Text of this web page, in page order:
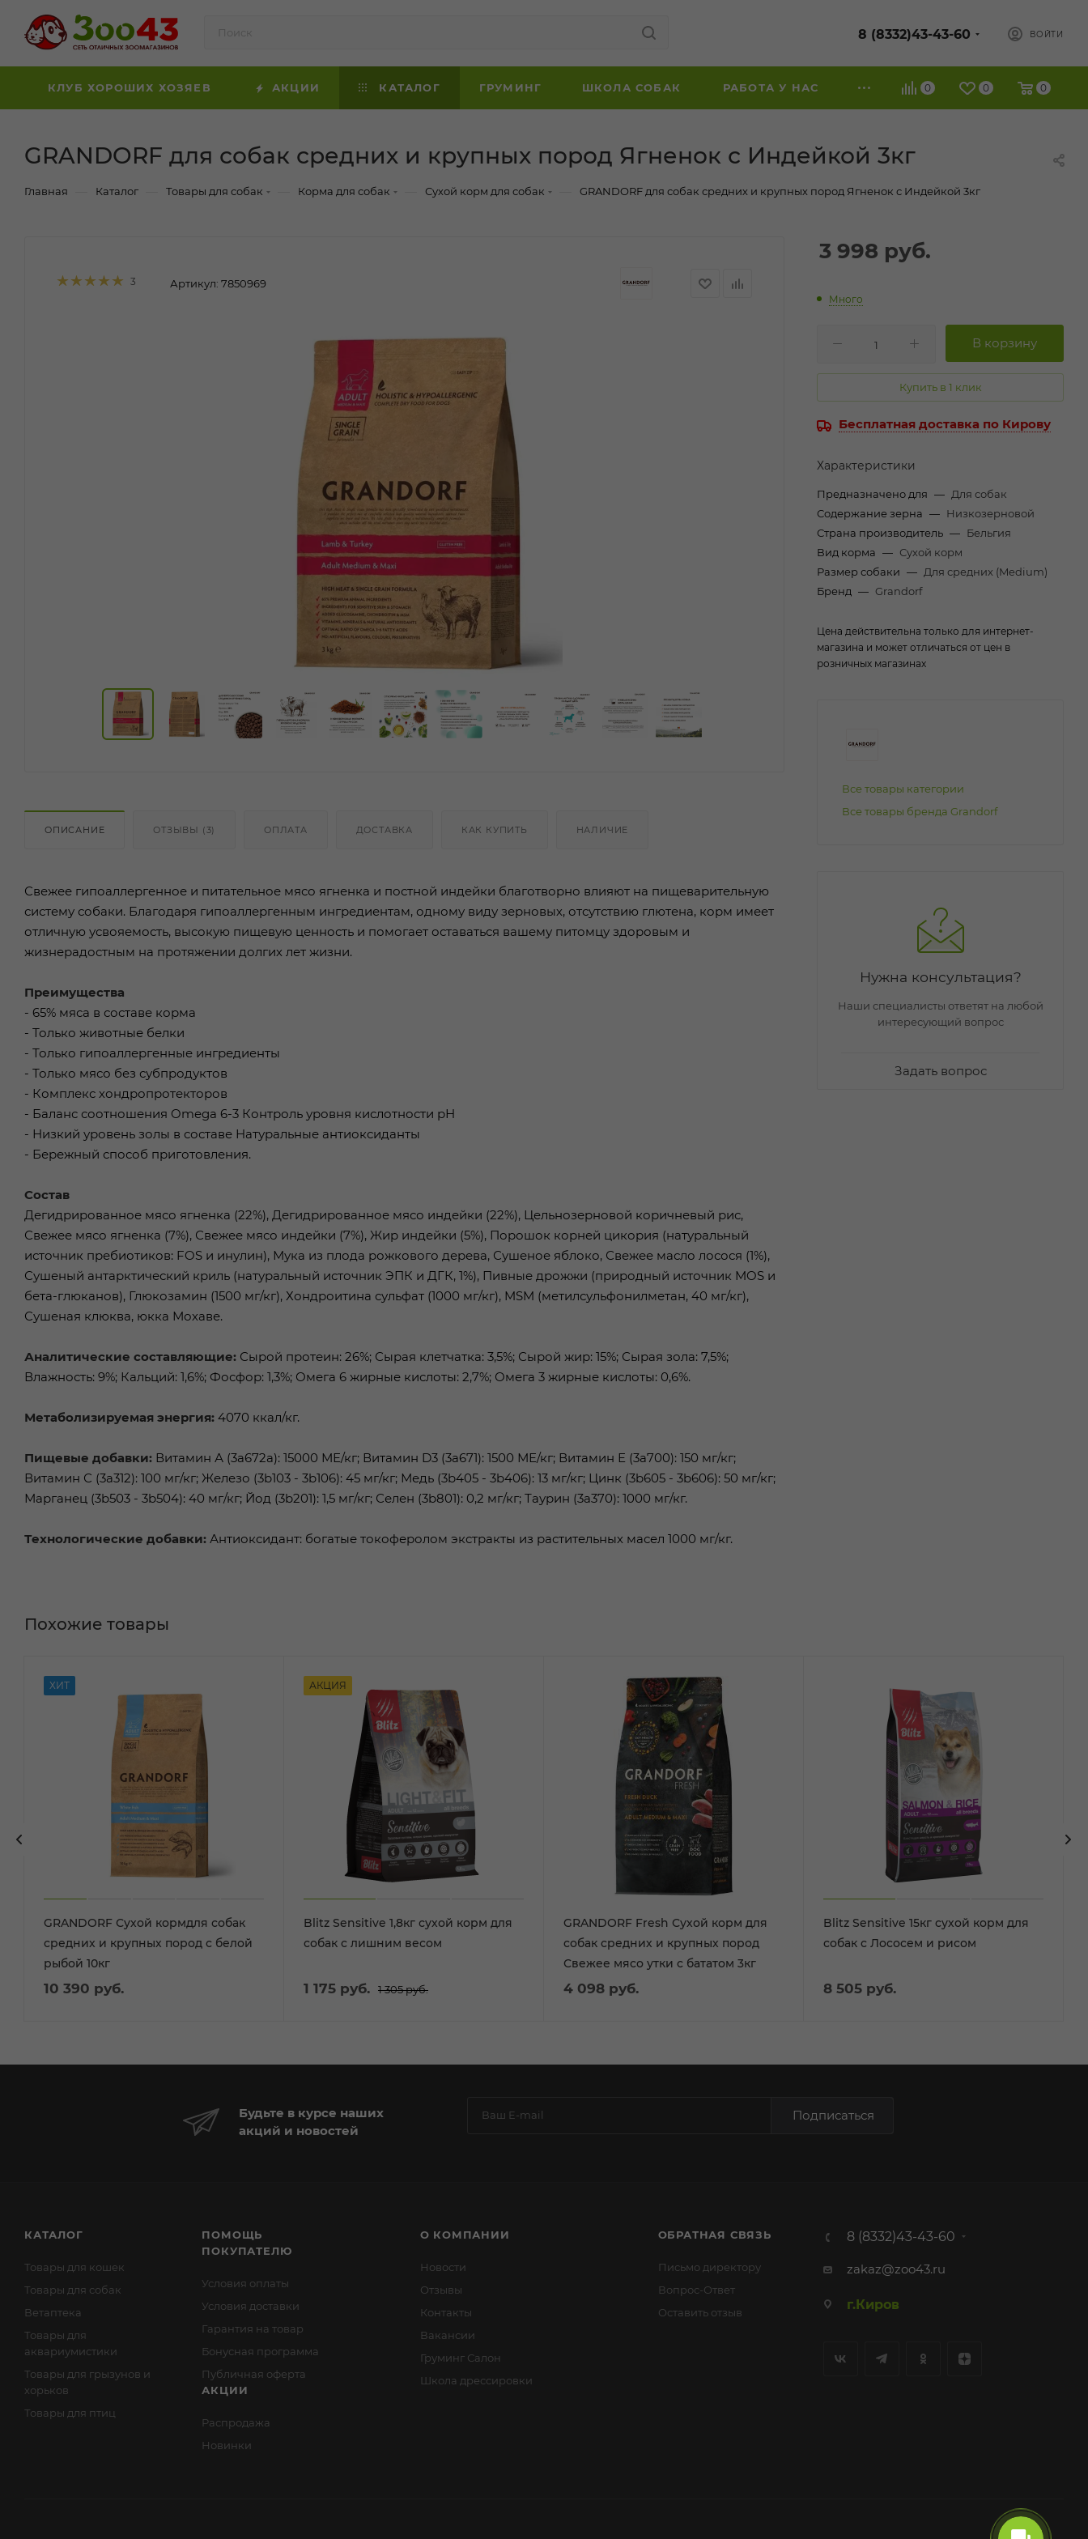
8 (8332)43-43-60 ВОЙТИ
0 0 0
КЛУБ ХОРОШИХ ХОЗЯЕВ АКЦИИ КАТАЛОГ ГРУМИНГ ШКОЛА СОБАК РАБОТА У НАС
GRANDORF для собак средних и крупных пород Ягненок с Индейкой 3кг
Главная Каталог Товары для собак Корма для собак Сухой корм для собак GRANDORF для собак средних и крупных пород Ягненок с Индейкой 3кг
3 Артикул: 7850969
ОПИСАНИЕ ОТЗЫВЫ (3) ОПЛАТА ДОСТАВКА КАК КУПИТЬ НАЛИЧИЕ
Свежее гипоаллергенное и питательное мясо ягненка и постной индейки благотворно влияют на пищеварительную
систему собаки. Благодаря гипоаллергенным ингредиентам, одному виду зерновых, отсутствию глютена, корм имеет
отличную усвояемость, высокую пищевую ценность и помогает оставаться вашему питомцу здоровым и
жизнерадостным на протяжении долгих лет жизни.
Преимущества
- 65% мяса в составе корма
- Только животные белки
- Только гипоаллергенные ингредиенты
- Только мясо без субпродуктов
- Комплекс хондропротекторов
- Баланс соотношения Omega 6-3 Контроль уровня кислотности рН
- Низкий уровень золы в составе Натуральные антиоксиданты
- Бережный способ приготовления.
Состав
Дегидрированное мясо ягненка (22%), Дегидрированное мясо индейки (22%), Цельнозерновой коричневый рис,
Свежее мясо ягненка (7%), Свежее мясо индейки (7%), Жир индейки (5%), Порошок корней цикория (натуральный
источник пребиотиков: FOS и инулин), Мука из плода рожкового дерева, Сушеное яблоко, Свежее масло лосося (1%),
Сушеный антарктический криль (натуральный источник ЭПК и ДГК, 1%), Пивные дрожжи (природный источник MOS и
бета-глюканов), Глюкозамин (1500 мг/кг), Хондроитина сульфат (1000 мг/кг), MSM (метилсульфонилметан, 40 мг/кг),
Сушеная клюква, юкка Мохаве.
Аналитические составляющие: Сырой протеин: 26%; Сырая клетчатка: 3,5%; Сырой жир: 15%; Сырая зола: 7,5%;
Влажность: 9%; Кальций: 1,6%; Фосфор: 1,3%; Омега 6 жирные кислоты: 2,7%; Омега 3 жирные кислоты: 0,6%.
Метаболизируемая энергия: 4070 ккал/кг.
Пищевые добавки: Витамин А (3а672а): 15000 МЕ/кг; Витамин D3 (3а671): 1500 МЕ/кг; Витамин Е (3а700): 150 мг/кг;
Витамин С (3а312): 100 мг/кг; Железо (3b103 - 3b106): 45 мг/кг; Медь (3b405 - 3b406): 13 мг/кг; Цинк (3b605 - 3b606): 50 мг/кг;
Марганец (3b503 - 3b504): 40 мг/кг; Йод (3b201): 1,5 мг/кг; Селен (3b801): 0,2 мг/кг; Таурин (3a370): 1000 мг/кг.
Технологические добавки: Антиоксидант: богатые токоферолом экстракты из растительных масел 1000 мг/кг.
3 998 руб.
Много
Купить в 1 клик
Бесплатная доставка по Кирову
Характеристики
Предназначено для — Для собак
Содержание зерна — Низкозерновой
Страна производитель — Бельгия
Вид корма — Сухой корм
Размер собаки — Для средних (Medium)
Бренд — Grandorf
Цена действительна только для интернет-
магазина и может отличаться от цен в
розничных магазинах
Все товары категории
Все товары бренда Grandorf
Нужна консультация?
Наши специалисты ответят на любой
интересующий вопрос
Задать вопрос
ХИТ
GRANDORF Сухой кормдля собак
средних и крупных пород с белой
рыбой 10кг
10 390 руб.
АКЦИЯ
Blitz Sensitive 1,8кг сухой корм для
собак с лишним весом
1 175 руб. 1 305руб.
GRANDORF Fresh Сухой корм для
собак средних и крупных пород
Свежее мясо утки с бататом 3кг
4 098 руб.
Blitz Sensitive 15кг сухой корм для
собак с Лососем и рисом
8 505 руб.
Похожие товары
Будьте в курсе наших
акций и новостей
Подписаться
КАТАЛОГ
Товары для кошек
Товары для собак
Ветаптека
Товары для
аквариумистики
Товары для грызунов и
хорьков
Товары для птиц
ПОМОЩЬ
ПОКУПАТЕЛЮ
Условия оплаты
Условия доставки
Гарантия на товар
Бонусная программа
Публичная оферта
АКЦИИ
Распродажа
Новинки
О КОМПАНИИ
Новости
Отзывы
Контакты
Вакансии
Груминг Салон
Школа дрессировки
ОБРАТНАЯ СВЯЗЬ
Письмо директору
Вопрос-Ответ
Оставить отзыв
8 (8332)43-43-60
zakaz@zoo43.ru
г.Киров